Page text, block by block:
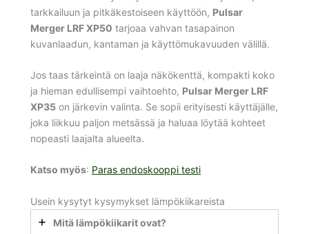
tarkkailuun ja pitkäkestoiseen käyttöön, Pulsar
Merger LRF XP50 tarjoaa vahvan tasapainon
kuvanlaadun, kantaman ja käyttömukavuuden välillä.
Jos taas tärkeintä on laaja näkökenttä, kompakti koko
ja hieman edullisempi vaihtoehto, Pulsar Merger LRF
XP35 on järkevin valinta. Se sopii erityisesti käyttäjälle,
joka liikkuu paljon metsässä ja haluaa löytää kohteet
nopeasti laajalta alueelta.
Katso myös: Paras endoskooppi testi
Usein kysytyt kysymykset lämpökiikareista
Mitä lämpökiikarit ovat?